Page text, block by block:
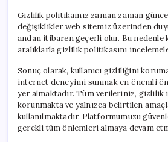
Gizlilik politikamız zaman zaman
değişiklikler web sitemiz üzerinden
andan itibaren geçerli olur. Bu nedenle
aralıklarla gizlilik politikasını
Sonuç olarak, kullanıcı gizliliğini
internet deneyimi sunmak en önemli
yer almaktadır. Tüm verileriniz, gizlilik
korunmakta ve yalnızca belirtilen
kullanılmaktadır. Platformumuzu
gerekli tüm önlemleri almaya devam